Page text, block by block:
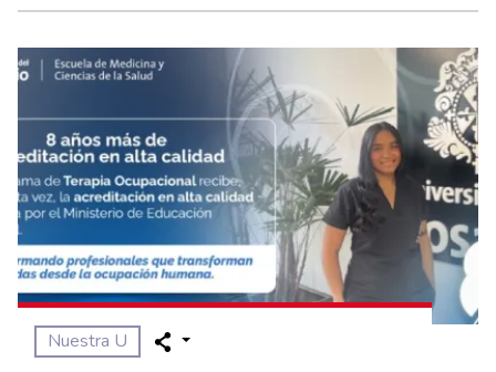
Nuestra U